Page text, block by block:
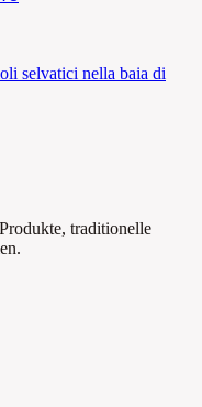
selvatici nella baia di
traditionelle